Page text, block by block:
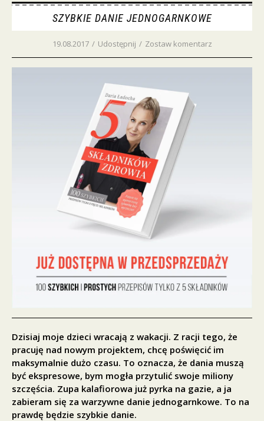
SZYBKIE DANIE JEDNOGARNKOWE
19.08.2017 / Udostępnij / Zostaw komentarz
Dzisiaj moje dzieci wracają z wakacji. Z racji tego, że
pracuję nad nowym projektem, chcę poświęcić im
maksymalnie dużo czasu. To oznacza, że dania muszą
być ekspresowe, bym mogła przytulić swoje miliony
szczęścia. Zupa kalafiorowa już pyrka na gazie, a ja
zabieram się za warzywne danie jednogarnkowe. To na
prawdę będzie szybkie danie.